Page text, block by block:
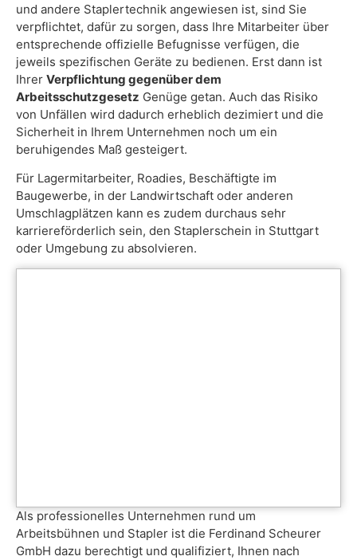
und andere Staplertechnik angewiesen ist, sind Sie
verpflichtet, dafür zu sorgen, dass Ihre Mitarbeiter über
entsprechende offizielle Befugnisse verfügen, die
jeweils spezifischen Geräte zu bedienen. Erst dann ist
Ihrer Verpflichtung gegenüber dem
Arbeitsschutzgesetz Genüge getan. Auch das Risiko
von Unfällen wird dadurch erheblich dezimiert und die
Sicherheit in Ihrem Unternehmen noch um ein
beruhigendes Maß gesteigert.
Für Lagermitarbeiter, Roadies, Beschäftigte im
Baugewerbe, in der Landwirtschaft oder anderen
Umschlagplätzen kann es zudem durchaus sehr
karriereförderlich sein, den Staplerschein in Stuttgart
oder Umgebung zu absolvieren.
Als professionelles Unternehmen rund um
Arbeitsbühnen und Stapler ist die Ferdinand Scheurer
GmbH dazu berechtigt und qualifiziert, Ihnen nach